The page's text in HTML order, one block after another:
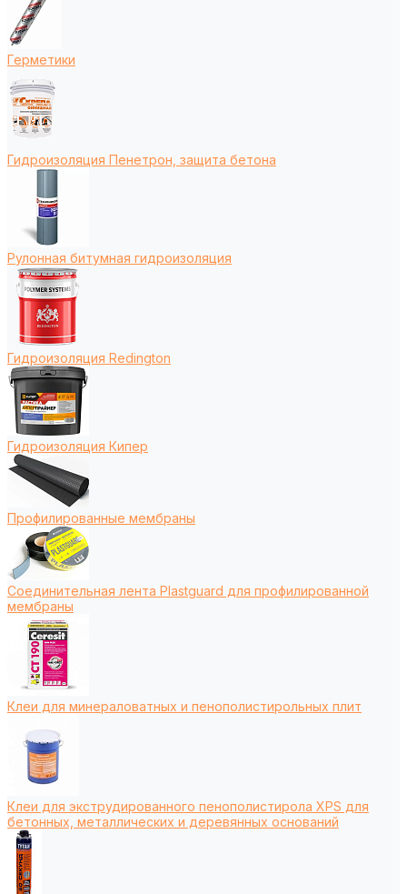
Герметики
Гидроизоляция Пенетрон, защита бетона
Рулонная битумная гидроизоляция
Гидроизоляция Redington
Гидроизоляция Кипер
Профилированные мембраны
Соединительная лента Plastguard для профилированной
мембраны
Клеи для минераловатных и пенополистирольных плит
Клеи для экструдированного пенополистирола XPS для
бетонных, металлических и деревянных оснований